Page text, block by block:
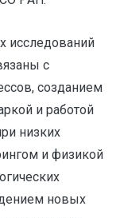
исследований
с
созданием
и работой
низких
и физикой
новых